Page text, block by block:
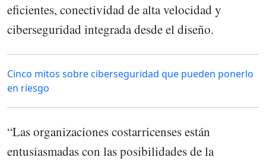
eficientes, conectividad de alta velocidad y
ciberseguridad integrada desde el diseño.
Cinco mitos sobre ciberseguridad que pueden ponerlo
en riesgo
“Las organizaciones costarricenses están
entusiasmadas con las posibilidades de la